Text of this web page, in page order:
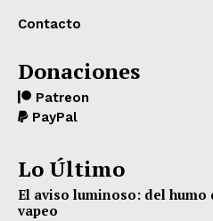
Contacto
Donaciones
Patreon
PayPal
Lo Último
El aviso luminoso: del humo
vapeo